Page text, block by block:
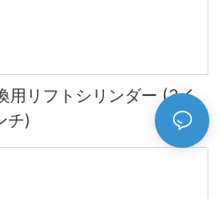
用リフトシリンダー (3イ
チ)